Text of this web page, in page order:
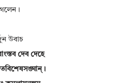
উবাচ
দেব দেহে